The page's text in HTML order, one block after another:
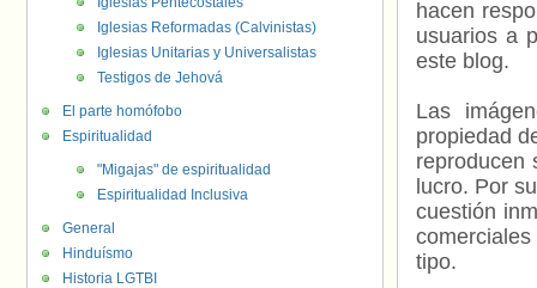
hacen
usuarios a
este blog.
Las
propiedad
reproducen
lucro. Por
cuestión
tipo.
Iglesias Reformadas (Calvinistas)
Iglesias Unitarias y Universalistas
Testigos de Jehová
El parte homófobo
Espiritualidad
"Migajas" de espiritualidad
Espiritualidad Inclusiva
General
Hinduísmo
Historia LGTBI